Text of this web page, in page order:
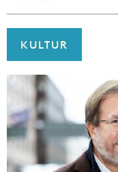
KULTUR